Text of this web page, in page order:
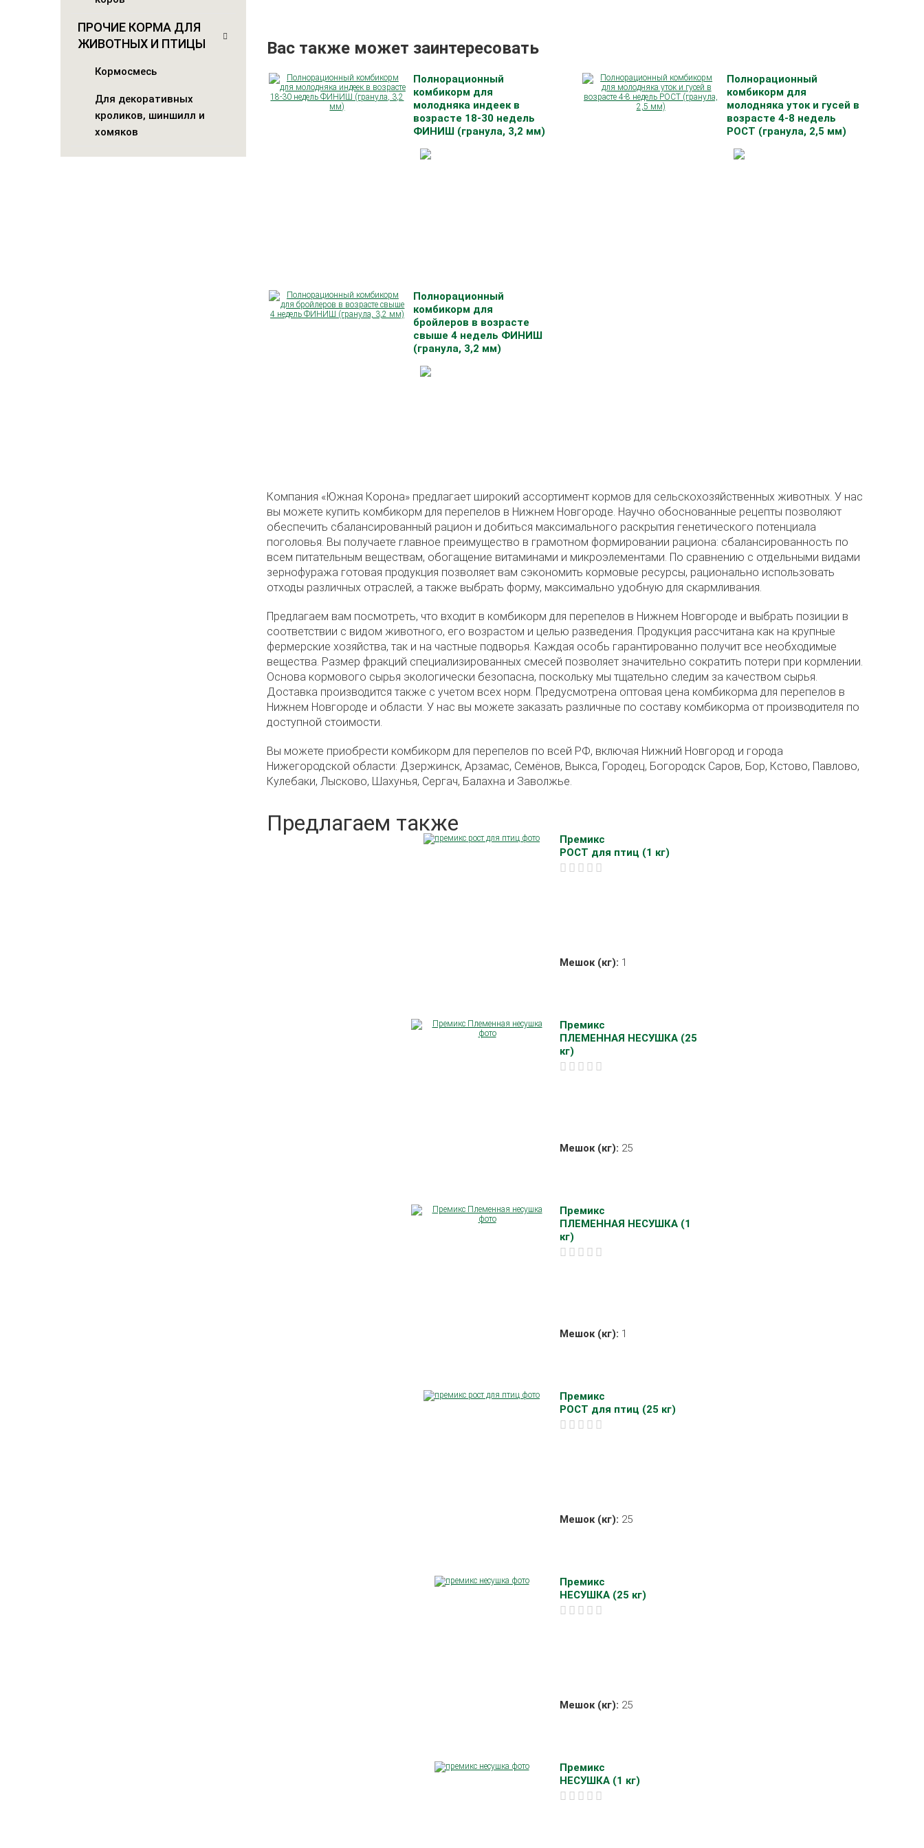
ПРОЧИЕ КОРМА ДЛЯ
ЖИВОТНЫХ И ПТИЦЫ
Кормосмесь
Для декоративных
кроликов, шиншилл и
хомяков
Вас также может заинтересовать
Полнорационный
комбикорм для
молодняка индеек в
возрасте 18-30 недель
ФИНИШ (гранула, 3,2 мм)
Полнорационный
комбикорм для
молодняка уток и гусей в
возрасте 4-8 недель
РОСТ (гранула, 2,5 мм)
Полнорационный
комбикорм для
бройлеров в возрасте
свыше 4 недель ФИНИШ
(гранула, 3,2 мм)
Компания «Южная Корона» предлагает широкий ассортимент кормов для сельскохозяйственных животных. У нас
вы можете купить комбикорм для перепелов в Нижнем Новгороде. Научно обоснованные рецепты позволяют
обеспечить сбалансированный рацион и добиться максимального раскрытия генетического потенциала
поголовья. Вы получаете главное преимущество в грамотном формировании рациона: сбалансированность по
всем питательным веществам, обогащение витаминами и микроэлементами. По сравнению с отдельными видами
зернофуража готовая продукция позволяет вам сэкономить кормовые ресурсы, рационально использовать
отходы различных отраслей, а также выбрать форму, максимально удобную для скармливания.
Предлагаем вам посмотреть, что входит в комбикорм для перепелов в Нижнем Новгороде и выбрать позиции в
соответствии с видом животного, его возрастом и целью разведения. Продукция рассчитана как на крупные
фермерские хозяйства, так и на частные подворья. Каждая особь гарантированно получит все необходимые
вещества. Размер фракций специализированных смесей позволяет значительно сократить потери при кормлении.
Основа кормового сырья экологически безопасна, поскольку мы тщательно следим за качеством сырья.
Доставка производится также с учетом всех норм. Предусмотрена оптовая цена комбикорма для перепелов в
Нижнем Новгороде и области. У нас вы можете заказать различные по составу комбикорма от производителя по
доступной стоимости.
Вы можете приобрести комбикорм для перепелов по всей РФ, включая Нижний Новгород и города
Нижегородской области: Дзержинск, Арзамас, Семёнов, Выкса, Городец, Богородск Саров, Бор, Кстово, Павлово,
Кулебаки, Лысково, Шахунья, Сергач, Балахна и Заволжье.
Предлагаем также
Премикс
РОСТ для птиц (1 кг)
Мешок (кг): 1
Премикс
ПЛЕМЕННАЯ НЕСУШКА (25
кг)
Мешок (кг): 25
Премикс
ПЛЕМЕННАЯ НЕСУШКА (1
кг)
Мешок (кг): 1
Премикс
РОСТ для птиц (25 кг)
Мешок (кг): 25
Премикс
НЕСУШКА (25 кг)
Мешок (кг): 25
Премикс
НЕСУШКА (1 кг)